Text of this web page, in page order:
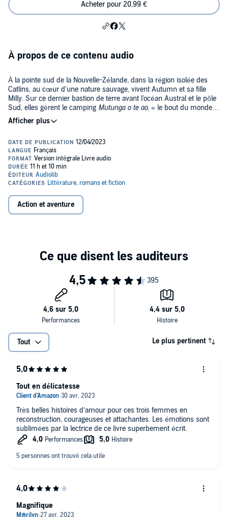
Acheter pour 20,99 €
À propos de ce contenu audio
À la pointe sud de la Nouvelle-Zélande, dans la région isolée des
Catlins, au cœur d'une nature sauvage, vivent Autumn et sa fille
Milly. Sur ce dernier bastion de terre avant l'océan Austral et le pôle
Sud, elles gèrent le camping Mutunga o te ao, « le bout du monde »
en maori. Autumn et Milly forment un duo inséparable, jusqu'au jour
où débarque Flore, une jeune parisienne en quête de rédemption...
maories, ces trois femmes apprendront à se connaître, se
pardonner et s'aimer.
Mélissa Da Costa nous offre un voyage inoubliable à travers
des paysages d'une stupéfiante beauté, aux côtés de
magistral et une ode à la liberté.
©2023 Audiolib (P)2023 Audiolib
Action et aventure
Tout Le plus pertinent
Très belles histoires d’amour pour ces trois femmes en
reconstruction, courageuses et attachantes. Les émotions sont
sublimées par la lectrice de ce livre superbement écrit.
Tout en délicatesse
Magnifique